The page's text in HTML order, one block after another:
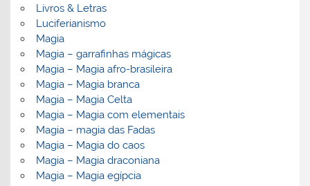
Livros & Letras
Luciferianismo
Magia
Magia – garrafinhas mágicas
Magia – Magia afro-brasileira
Magia – Magia branca
Magia – Magia Celta
Magia – Magia com elementais
Magia – magia das Fadas
Magia – Magia do caos
Magia – Magia draconiana
Magia – Magia egípcia